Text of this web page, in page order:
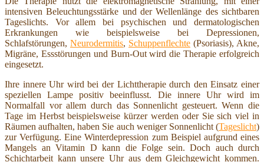
intensiven Beleuchtungsstärke und der Wellenlänge des sichtbaren
Tageslichts. Vor allem bei psychischen und dermatologischen
Erkrankungen wie beispielsweise bei Depressionen,
Schlafstörungen, Neurodermitis, Schuppenflechte (Psoriasis), Akne,
Migräne, Essstörungen und Burn-Out wird die Therapie erfolgreich
eingesetzt.
Ihre innere Uhr wird bei der Lichttherapie durch den Einsatz einer
speziellen Lampe positiv beeinflusst. Die innere Uhr wird im
Normalfall vor allem durch das Sonnenlicht gesteuert. Wenn die
Tage im Herbst beispielsweise kürzer werden oder Sie sich viel in
Räumen aufhalten, haben Sie auch weniger Sonnenlicht (Tageslicht)
zur Verfügung. Eine Winterdepression zum Beispiel aufgrund eines
Mangels an Vitamin D kann die Folge sein. Doch auch durch
Schichtarbeit kann unsere Uhr aus dem Gleichgewicht kommen.